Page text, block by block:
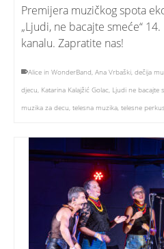
Premijera muzičkog spota
„Ljudi, ne bacajte smeće“
kanalu. Zapratite nas!
Alice in WonderBand, Ana Vrbaški, dečija
djecu, Katarina Kalajžić Golac, Ljudi ne bacajte
muzika za decu, telesna muzika, telesne